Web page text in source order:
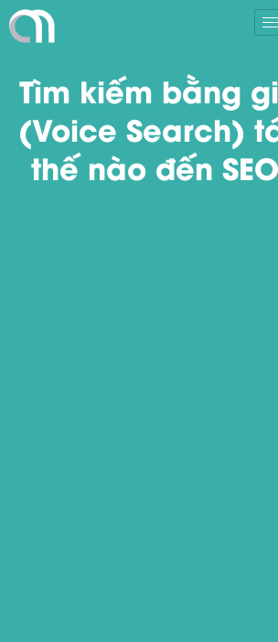
Tìm kiếm bằng
(Voice Search)
thế nào đến